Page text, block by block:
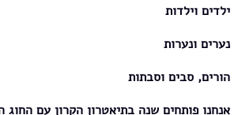
ילדים וילדות
נערים ונערות
הורים, סבים וסבתות
אנחנו פותחים שנה בתיאטרון הקרון עם החוג